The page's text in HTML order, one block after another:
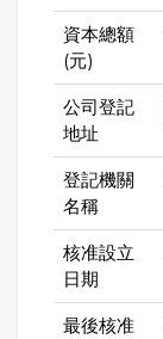
資本總額
(元)
公司登記
地址
登記機關
名稱
核准設立
日期
最後核准